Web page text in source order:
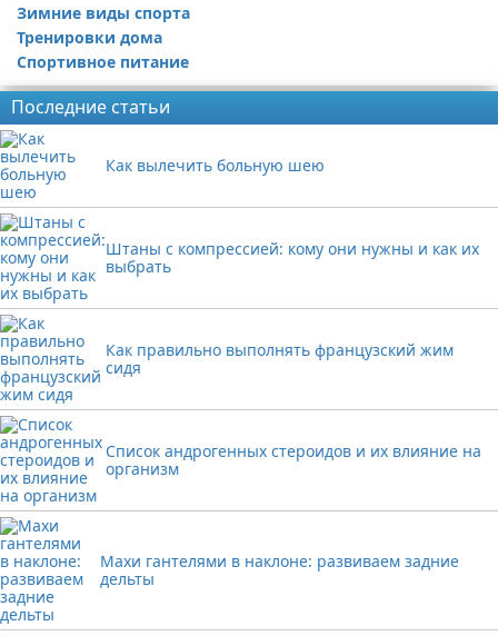
Зимние виды спорта
Тренировки дома
Спортивное питание
Последние статьи
Как вылечить больную шею
Штаны с компрессией: кому они нужны и как их
выбрать
Как правильно выполнять французский жим
сидя
Список андрогенных стероидов и их влияние на
организм
Махи гантелями в наклоне: развиваем задние
дельты